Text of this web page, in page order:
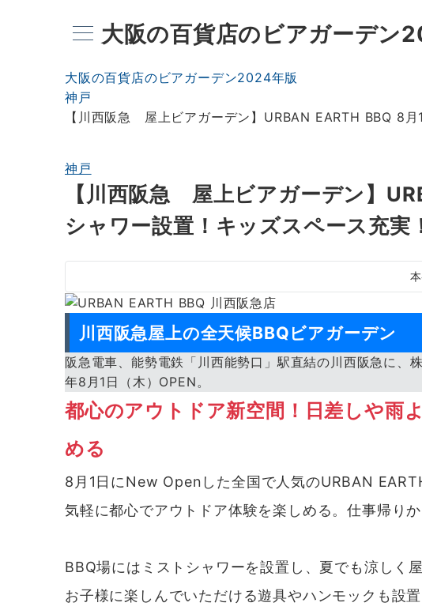
大阪の百貨店のビアガーデン
大阪の百貨店のビアガーデン2024年版
神戸
【川西阪急 屋上ビアガーデン】URBAN EARTH BBQ 8
神戸
【川西阪急 屋上ビアガーデン】
シャワー設置！キッズスペース充実
川西阪急屋上の全天候BBQビアガーデン
阪急電車、能勢電鉄「川西能勢口」駅直結の川西阪急に
年8月1日（木）OPEN。
都心のアウトドア新空間！日差しや雨
める
8月1日にNew Openした全国で人気のURBAN
気軽に都心でアウトドア体験を楽しめる。仕事帰り
BBQ場にはミストシャワーを設置し、夏でも涼しく
お子様に楽しんでいただける遊具やハンモックも設